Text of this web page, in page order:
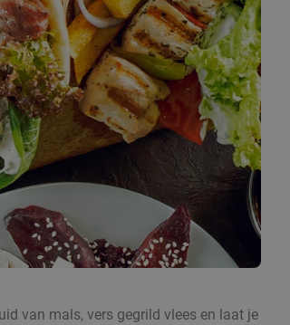
van mals, vers gegrild vlees en laat je